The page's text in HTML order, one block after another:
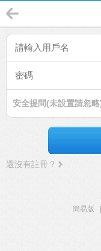
安全提問(未設置請忽略
還沒有註冊？
簡易版